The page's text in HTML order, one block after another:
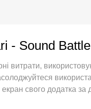
- Sound
витрати,
свого додатка
ви очікували: